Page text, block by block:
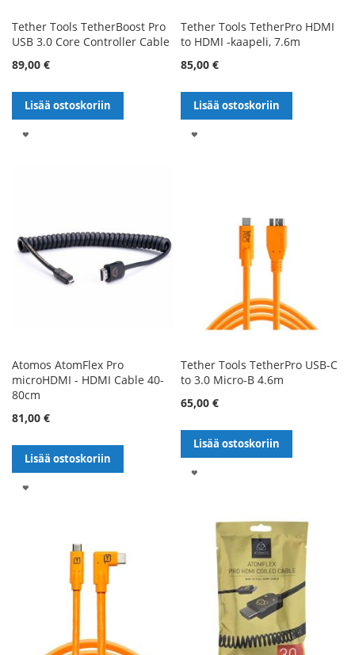
Tether Tools TetherBoost Pro
USB 3.0 Core Controller Cable
89,00 €
Lisää ostoskoriin
Tether Tools TetherPro HDMI
to HDMI -kaapeli, 7.6m
85,00 €
Lisää ostoskoriin
Atomos AtomFlex Pro
microHDMI - HDMI Cable 40-
80cm
81,00 €
Lisää ostoskoriin
Tether Tools TetherPro USB-C
to 3.0 Micro-B 4.6m
65,00 €
Lisää ostoskoriin